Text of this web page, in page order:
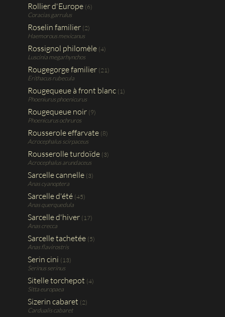
Rollier d'Europe (6)
Coracias garrulus
Roselin familier (2)
Haemorous mexicanus
Rossignol philomèle (4)
Luscinia megarhynchos
Rougegorge familier (21)
Erithacus rubecula
Rougequeue à front blanc (1)
Phoeniurus phoenicurus
Rougequeue noir (9)
Phoenicurus ochruros
Rousserole effarvate (8)
Acrocephalus scirpaceus
Rousserolle turdoïde (3)
Acrocephalus arundaceus
Sarcelle cannelle (3)
Anas cyanoptera
Sarcelle d'été (45)
Anas querquedula
Sarcelle d'hiver (17)
Anas crecca
Sarcelle tachetée (5)
Anas flavirostris
Serin cini (13)
Serinus serinus
Sitelle torchepot (4)
Sitta europaea
Sizerin cabaret (2)
Cardualis cabaret